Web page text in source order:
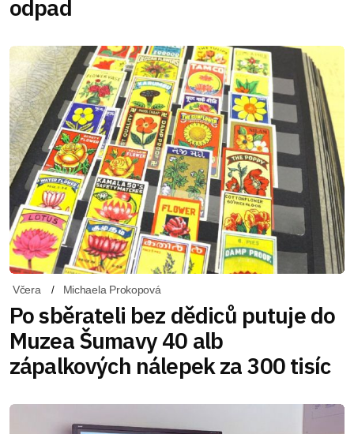
odpad
Včera Michaela Prokopová
Po sběrateli bez dědiců putuje do
Muzea Šumavy 40 alb
zápalkových nálepek za 300 tisíc